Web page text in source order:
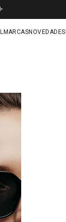
ANTERIOR
MARCASNOVEDADES